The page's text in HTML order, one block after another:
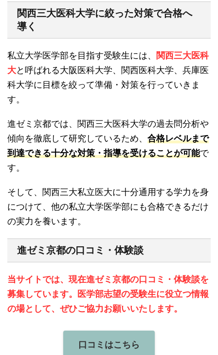
関西三大医科大学に絞った対策で合格へ
導く
私立大学医学部を目指す受験生には、 関西三大医科
大と呼ばれる大阪医科大学、関西医科大学、兵庫医
科大学に目標を絞って準備・対策を行っていきま
す。
進ゼミ京都では、関西三大医科大学の過去問分析や
傾向を徹底して研究しているため、 合格レベルまで
到達できる十分な対策・指導を受けることが可能で
す。
そして、関西三大私立医大に十分通用する学力を身
につけて、他の私立大学医学部にも合格できるだけ
の実力を養います。
進ゼミ京都の口コミ・体験談
当サイトでは、現在進ゼミ京都の口コミ・体験談を
募集しています。医学部志望の受験生に役立つ情報
の場として、ぜひご協力お願いいたします。
口コミはこちら